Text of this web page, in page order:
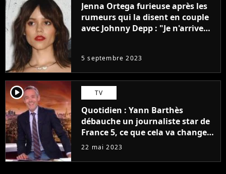
Jenna Ortega furieuse après les
rumeurs qui la disent en couple
avec Johnny Depp : "Je n'arrive
5 septembre 2023
player2 TV
Quotidien : Yann Barthès
débauche un journaliste star de
France 5, ce que cela va changer
à la rentrée
22 mai 2023